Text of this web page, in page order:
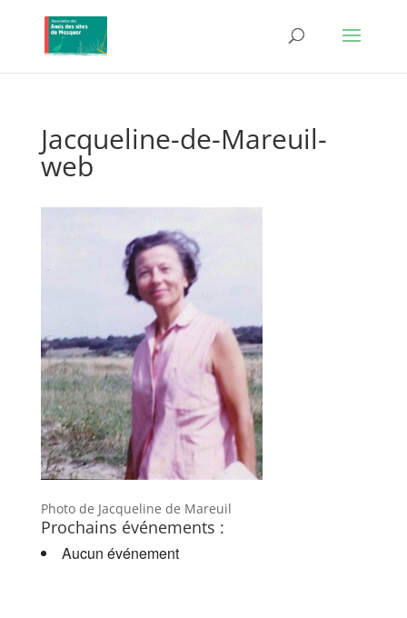
Jacqueline-de-Mareuil-
web
Photo de Jacqueline de Mareuil
Prochains événements :
Aucun événement